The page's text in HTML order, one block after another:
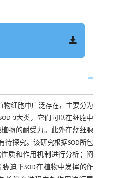
物细胞中广泛存在，主要分为
SOD 3大类，它们可以在细胞中
物的耐受力。此外在蓝细胞
待探究。该研究根据SOD所包
质和作用机制进行分析；阐
迫下SOD在植物中发挥的作